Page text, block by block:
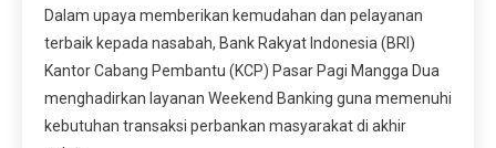
Dalam upaya memberikan kemudahan dan pelayanan
terbaik kepada nasabah, Bank Rakyat Indonesia (BRI)
Kantor Cabang Pembantu (KCP) Pasar Pagi Mangga Dua
menghadirkan layanan Weekend Banking guna memenuhi
kebutuhan transaksi perbankan masyarakat di akhir